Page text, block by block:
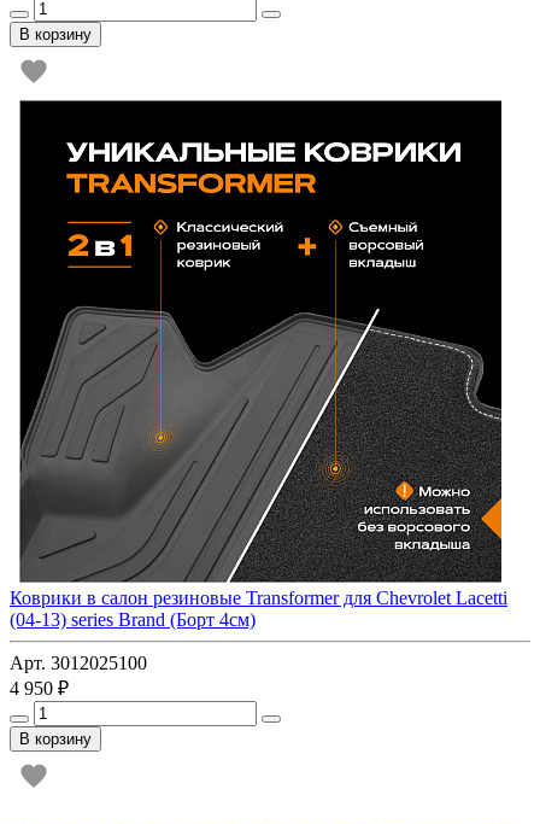
В корзину
Коврики в салон резиновые Transformer для Chevrolet Lacetti
(04-13) series Brand (Борт 4см)
Арт. 3012025100
4 950 ₽
В корзину